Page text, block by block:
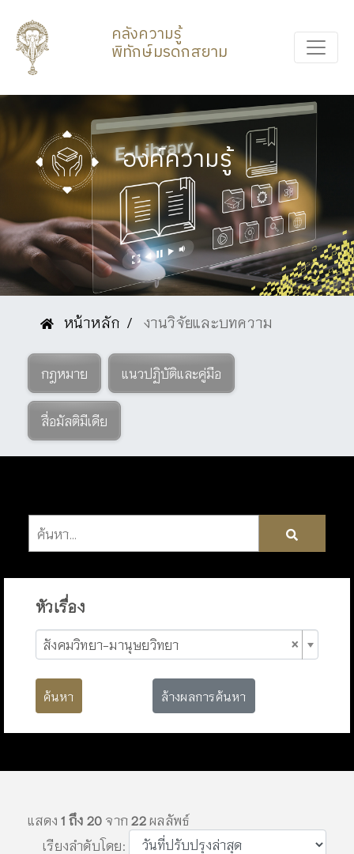
คลังความรู้
พิทักษ์มรดกสยาม
องค์ความรู้
หน้าหลัก งานวิจัยและบทความ
กฎหมาย แนวปฏิบัติและคู่มือ
สื่อมัลติมีเดีย
หัวเรื่อง
×
สังคมวิทยา-มานุษยวิทยา
ค้นหา ล้างผลการค้นหา
แสดง1 ถึง 20 จาก22ผลลัพธ์
เรียงลำดับโดย: